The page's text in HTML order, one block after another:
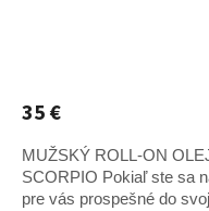
je
z
5
hviezdičiek.
35 €
MUŽSKÝ ROLL-ON
SCORPIO Pokiaľ ste sa
pre vás prospešné do